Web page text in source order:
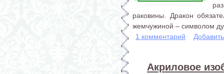
раковины. Дракон
жемчужиной – символом
1 комментарий
Акриловое